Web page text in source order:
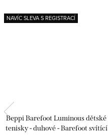
NAVÍC SLEVA S REGISTRACÍ
Beppi Barefoot Luminous dětské
tenisky - duhové - Barefoot svítící